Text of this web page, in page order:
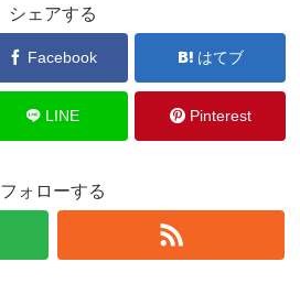
シェアする
Facebook はてブ
LINE Pinterest
フォローする